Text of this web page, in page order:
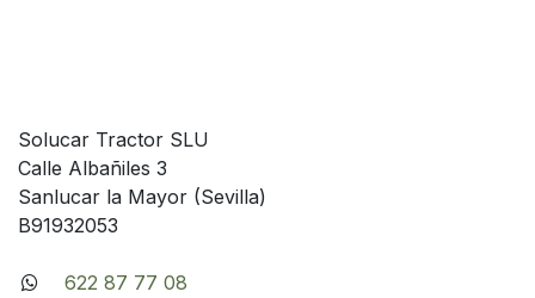
Solucar Tractor SLU
Calle Albañiles 3
Sanlucar la Mayor (Sevilla)
B91932053
622 87 77 08